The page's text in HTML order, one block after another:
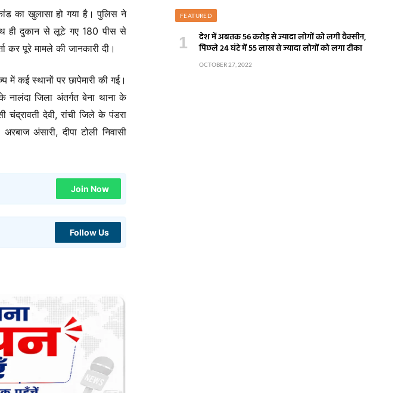
का खुलासा हो गया है। पुलिस ने
ही दुकान से लूटे गए 180 पीस से
कर पूरे मामले की जानकारी दी।
में कई स्थानों पर छापेमारी की गई।
नालंदा जिला अंतर्गत बेना थाना के
चंद्रावती देवी, रांची जिले के पंडरा
अंसारी, दीपा टोली निवासी
Join Now
Follow Us
FEATURED
देश में अबतक 56 करोड़ से ज्यादा लोगों को लगी वैक्सीन,
पिछले 24 घंटे में 55 लाख से ज्यादा लोगों को लगा टीका
OCTOBER 27, 2022